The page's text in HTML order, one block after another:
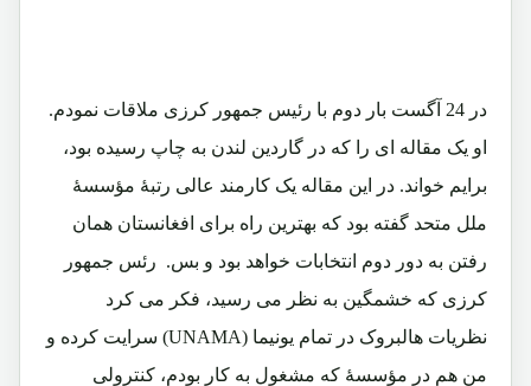
در 24 آگست بار دوم با رئیس جمهور کرزی ملاقات نمودم.
او یک مقاله ای را که در گاردین لندن به چاپ رسیده بود،
برایم خواند. در این مقاله یک کارمند عالی رتبۀ مؤسسۀ
ملل متحد گفته بود که بهترین راه برای افغانستان همان
رفتن به دور دوم انتخابات خواهد بود و بس. رئس جمهور
کرزی که خشمگین به نظر می رسید، فکر می کرد
نظریات هالبروک در تمام یونیما (UNAMA) سرایت کرده و
من هم در مؤسسۀ که مشغول به کار بودم، کنترولی